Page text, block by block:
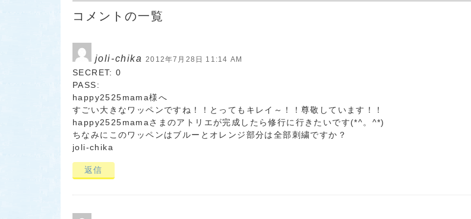
コメントの一覧
joli-chika 2012年7月28日 11:14 AM
SECRET: 0
PASS:
happy2525mama様へ
すごい大きなワッペンですね！！とってもキレイ～！！尊敬しています！！
happy2525mamaさまのアトリエが完成したら修行に行きたいです(*^。^*)
ちなみにこのワッペンはブルーとオレンジ部分は全部刺繍ですか？
joli-chika
返信